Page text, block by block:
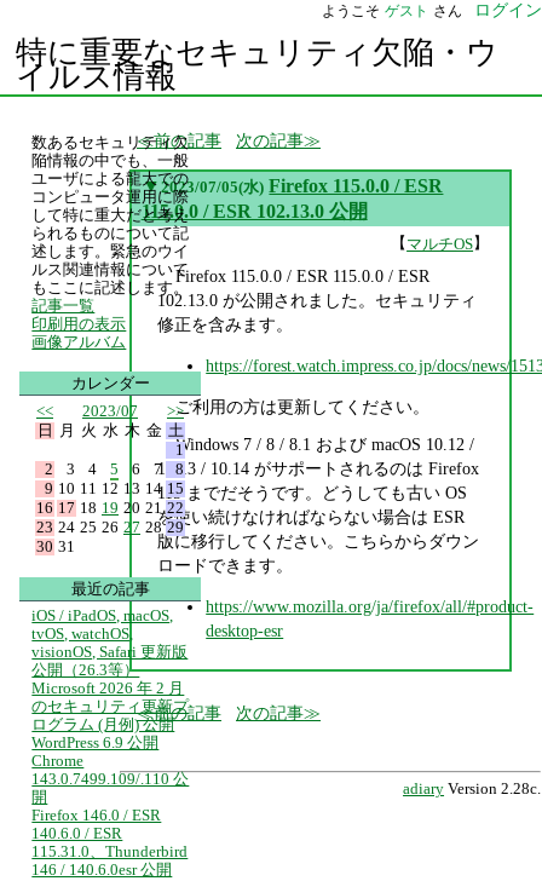
ようこそ ゲスト さん ログイン
特に重要なセキュリティ欠陥・ウ
イルス情報
前の記事 次の記事
▼ 2023/07/05(水) Firefox 115.0.0 / ESR
115.0.0 / ESR 102.13.0 公開
【マルチOS】
Firefox 115.0.0 / ESR 115.0.0 / ESR
102.13.0 が公開されました。セキュリティ
修正を含みます。
https://forest.watch.impress.co.jp/docs/news/
ご利用の方は更新してください。
Windows 7 / 8 / 8.1 および macOS 10.12 /
10.13 / 10.14 がサポートされるのは Firefox
115 までだそうです。どうしても古い OS
を使い続けなければならない場合は ESR
版に移行してください。こちらからダウン
ロードできます。
https://www.mozilla.org/ja/firefox/all/#product-
desktop-esr
前の記事 次の記事
adiary Version 2.28c.
数あるセキュリティ欠
陥情報の中でも、一般
ユーザによる龍大での
コンピュータ運用に際
して特に重大だと考え
られるものについて記
述します。緊急のウイ
ルス関連情報について
もここに記述します。
記事一覧
印刷用の表示
画像アルバム
カレンダー
<<
2023/07
>>
日
月 火 水 木 金 土
1
2
3 4 5 6 7
8
9 10 11 12 13 14 15
16 17 18 19 20 21 22
23 24 25 26 27 28 29
30 31
最近の記事
iOS / iPadOS, macOS,
tvOS, watchOS,
visionOS, Safari 更新版
公開（26.3等）
Microsoft 2026 年 2 月
のセキュリティ更新プ
ログラム (月例) 公開
WordPress 6.9 公開
Chrome
143.0.7499.109/.110 公
開
Firefox 146.0 / ESR
140.6.0 / ESR
115.31.0、Thunderbird
146 / 140.6.0esr 公開